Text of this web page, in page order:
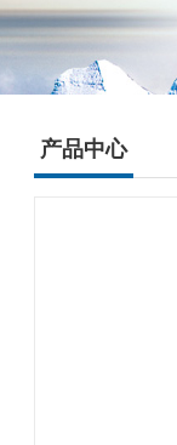
产品中心